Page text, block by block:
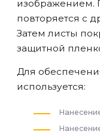
изображением.
повторяется с
Затем листы
защитной
Для
используется: